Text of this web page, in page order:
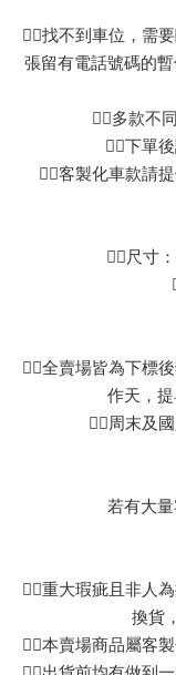
👉🏻找不到車位，需
張留有電話號碼的
👉🏻多款
👉🏻下單
👉🏻客製化車款請
👉🏻尺寸
👉🏻全賣場皆為下標
作天，提
👉🏻周末及
若有大
👉🏻重大瑕疵且非人
換貨
👉🏻本賣場商品屬客